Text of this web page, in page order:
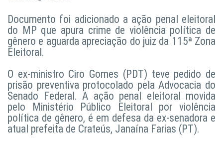
Documento foi adicionado a ação penal eleitoral
do MP que apura crime de violência política de
gênero e aguarda apreciação do juiz da 115ª Zona
Eleitoral.
O ex-ministro Ciro Gomes (PDT) teve pedido de
prisão preventiva protocolado pela Advocacia do
Senado Federal. A ação penal eleitoral movida
pelo Ministério Público Eleitoral por violência
política de gênero, é em defesa da ex-senadora e
atual prefeita de Crateús, Janaína Farias (PT).